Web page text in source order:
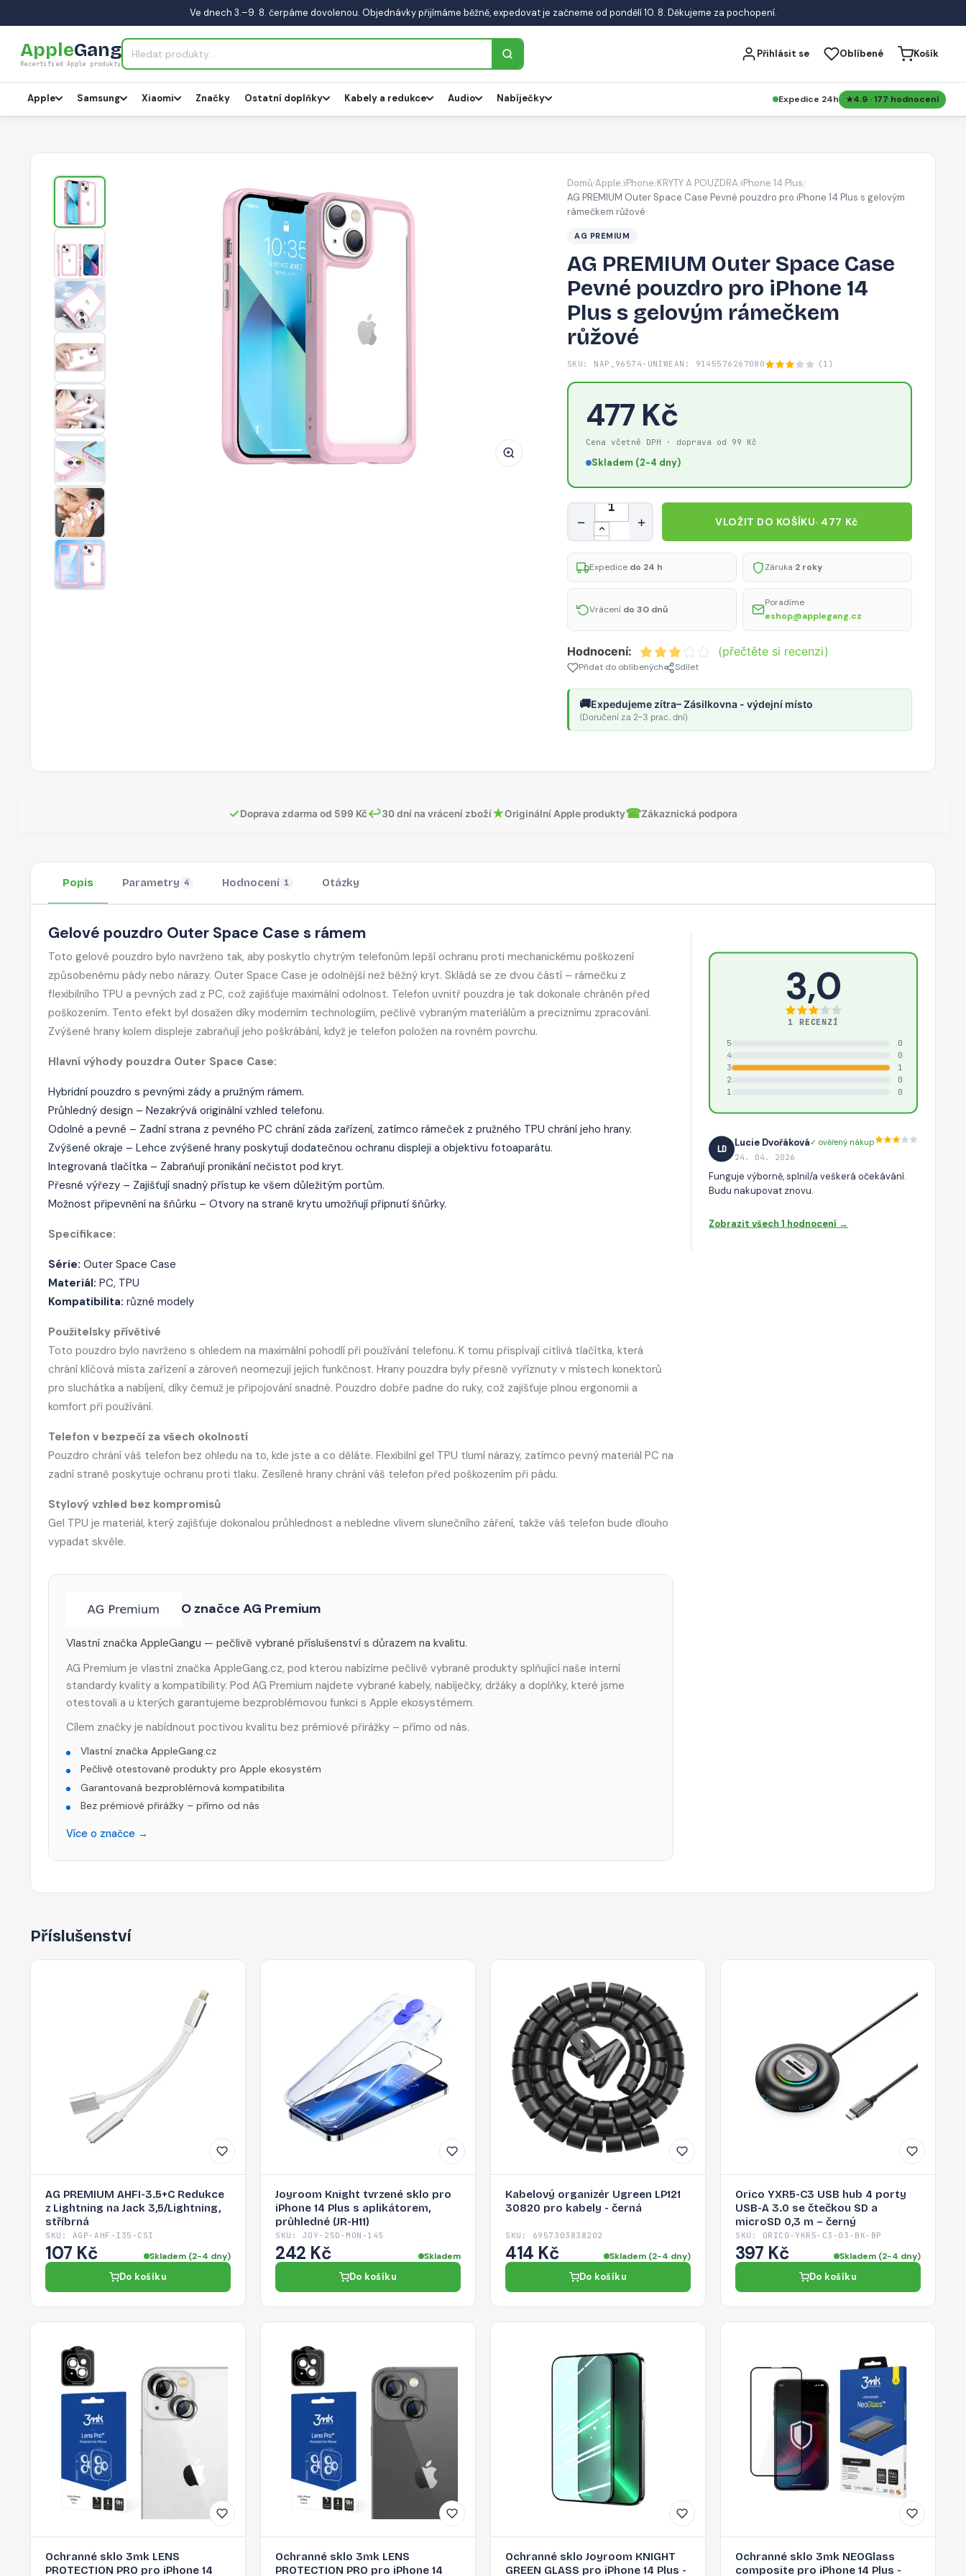
Ve dnech 3.–9. 8. čerpáme dovolenou. Objednávky přijímáme běžně, expedovat je začneme od pondělí 10. 8. Děkujeme za pochopení.
AppleGang
Recertified Apple produkty
Přihlásit se Oblíbené Košík
Apple Samsung Xiaomi Značky Ostatní doplňky Kabely a redukce Audio Nabíječky Expedice 24h 4.9 · 177 hodnocení
pouzdro
pro
Domů/Apple/iPhone/KRYTY A POUZDRA/iPhone 14 Plus/
AG PREMIUM Outer Space Case Pevné pouzdro pro iPhone 14 Plus s gelovým
rámečkem růžové
AG PREMIUM
AG PREMIUM Outer Space Case
Pevné pouzdro pro iPhone 14
Plus s gelovým rámečkem
růžové
SKU: NAP_96574-UNIWEAN: 9145576267080 (1)
477 Kč
Cena včetně DPH · doprava od 99 Kč
Skladem (2-4 dny)
Množství
− + VLOŽIT DO KOŠÍKU· 477 Kč
Expedice do 24 h Záruka 2 roky
Vrácení do 30 dnů
Poradíme
eshop@applegang.cz
Hodnocení: (přečtěte si recenzi)
Přidat do oblíbených Sdílet
🚚Expedujeme zítra– Zásilkovna - výdejní místo
(Doručení za 2–3 prac. dní)
✓Doprava zdarma od 599 Kč↩30 dní na vrácení zboží★Originální Apple produkty☎Zákaznická podpora
Popis Parametry 4 Hodnocení 1 Otázky
Gelové pouzdro Outer Space Case s rámem
Toto gelové pouzdro bylo navrženo tak, aby poskytlo chytrým telefonům lepší ochranu proti mechanickému poškození
způsobenému pády nebo nárazy. Outer Space Case je odolnější než běžný kryt. Skládá se ze dvou částí – rámečku z
flexibilního TPU a pevných zad z PC, což zajišťuje maximální odolnost. Telefon uvnitř pouzdra je tak dokonale chráněn před
poškozením. Tento efekt byl dosažen díky moderním technologiím, pečlivě vybraným materiálům a preciznímu zpracování.
Zvýšené hrany kolem displeje zabraňují jeho poškrábání, když je telefon položen na rovném povrchu.
Hlavní výhody pouzdra Outer Space Case:
Hybridní pouzdro s pevnými zády a pružným rámem.
Průhledný design – Nezakrývá originální vzhled telefonu.
Odolné a pevné – Zadní strana z pevného PC chrání záda zařízení, zatímco rámeček z pružného TPU chrání jeho hrany.
Zvýšené okraje – Lehce zvýšené hrany poskytují dodatečnou ochranu displeji a objektivu fotoaparátu.
Integrovaná tlačítka – Zabraňují pronikání nečistot pod kryt.
Přesné výřezy – Zajišťují snadný přístup ke všem důležitým portům.
Možnost připevnění na šňůrku – Otvory na straně krytu umožňují připnutí šňůrky.
Specifikace:
Série: Outer Space Case
Materiál: PC, TPU
Kompatibilita: různé modely
Použitelsky přívětivé
Toto pouzdro bylo navrženo s ohledem na maximální pohodlí při používání telefonu. K tomu přispívají citlivá tlačítka, která
chrání klíčová místa zařízení a zároveň neomezují jejich funkčnost. Hrany pouzdra byly přesně vyříznuty v místech konektorů
pro sluchátka a nabíjení, díky čemuž je připojování snadné. Pouzdro dobře padne do ruky, což zajišťuje plnou ergonomii a
komfort při používání.
Telefon v bezpečí za všech okolností
Pouzdro chrání váš telefon bez ohledu na to, kde jste a co děláte. Flexibilní gel TPU tlumí nárazy, zatímco pevný materiál PC na
zadní straně poskytuje ochranu proti tlaku. Zesílené hrany chrání váš telefon před poškozením při pádu.
Stylový vzhled bez kompromisů
Gel TPU je materiál, který zajišťuje dokonalou průhlednost a nebledne vlivem slunečního záření, takže váš telefon bude dlouho
vypadat skvěle.
O značce AG Premium
Vlastní značka AppleGangu — pečlivě vybrané příslušenství s důrazem na kvalitu.
AG Premium je vlastní značka AppleGang.cz, pod kterou nabízíme pečlivě vybrané produkty splňující naše interní
standardy kvality a kompatibility. Pod AG Premium najdete vybrané kabely, nabíječky, držáky a doplňky, které jsme
otestovali a u kterých garantujeme bezproblémovou funkci s Apple ekosystémem.
Cílem značky je nabídnout poctivou kvalitu bez prémiové přirážky – přímo od nás.
Vlastní značka AppleGang.cz
Pečlivě otestované produkty pro Apple ekosystém
Garantovaná bezproblémová kompatibilita
Bez prémiové přirážky – přímo od nás
Více o značce →
3,0
1 RECENZÍ
5
0
4
0
3
1
2
0
1
0
LD
Lucie Dvořáková✓ ověřený nákup
24. 04. 2026
Funguje výborně, splnil/a veškerá očekávání.
Budu nakupovat znovu.
Zobrazit všech 1 hodnocení →
Příslušenství
AG PREMIUM AHFI-3.5+C Redukce
z Lightning na Jack 3,5/Lightning,
stříbrná
SKU: AGP-AHF-I35-CSI
107 Kč Skladem (2-4 dny)
Do košíku
Joyroom Knight tvrzené sklo pro
iPhone 14 Plus s aplikátorem,
průhledné (JR-H11)
SKU: JOY-25D-MON-14S
242 Kč Skladem
Do košíku
Kabelový organizér Ugreen LP121
30820 pro kabely - černá
SKU: 6957303838202
414 Kč Skladem (2-4 dny)
Do košíku
Orico YXR5-C3 USB hub 4 porty
USB-A 3.0 se čtečkou SD a
microSD 0,3 m – černý
SKU: ORICO-YKR5-C3-03-BK-BP
397 Kč Skladem (2-4 dny)
Do košíku
Ochranné sklo 3mk LENS
PROTECTION PRO pro iPhone 14
Ochranné sklo 3mk LENS
PROTECTION PRO pro iPhone 14
Ochranné sklo Joyroom KNIGHT
GREEN GLASS pro iPhone 14 Plus -
Ochranné sklo 3mk NEOGlass
composite pro iPhone 14 Plus -